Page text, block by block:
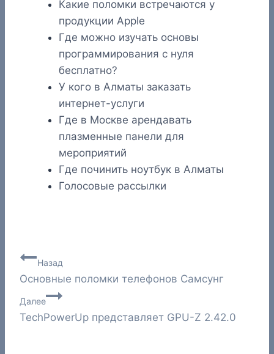
Какие поломки встречаются у
продукции Apple
Где можно изучать основы
программирования с нуля
бесплатно?
У кого в Алматы заказать
интернет-услуги
Где в Москве арендавать
плазменные панели для
мероприятий
Где починить ноутбук в Алматы
Голосовые рассылки
Навигация
по
записям
Назад
Основные поломки телефонов Самсунг
Далее
TechPowerUp представляет GPU-Z 2.42.0